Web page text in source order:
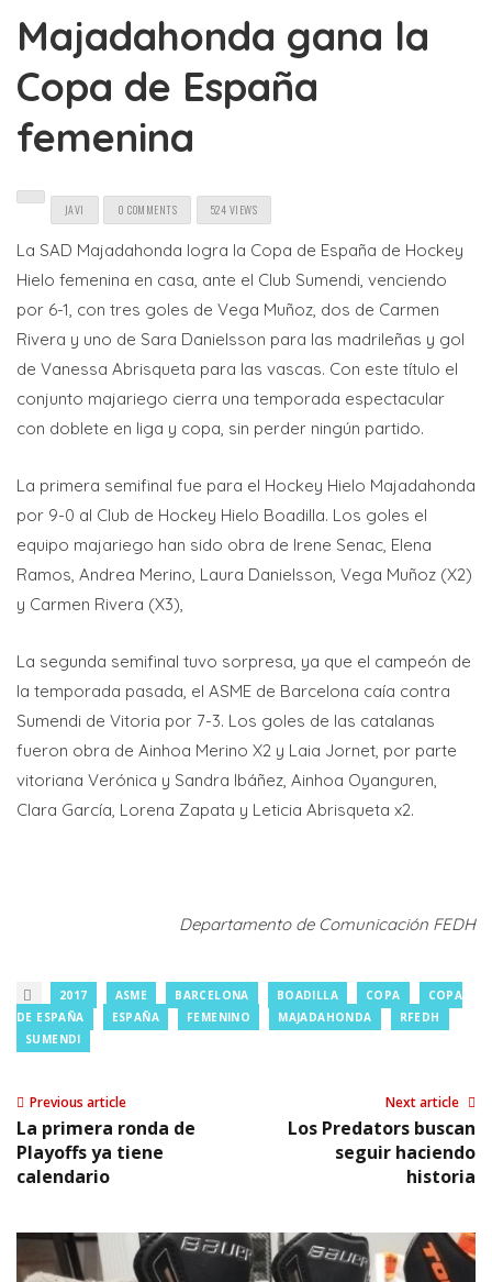
Majadahonda gana la
Copa de España
femenina
JAVI 0 COMMENTS 524 VIEWS
La SAD Majadahonda logra la Copa de España de Hockey
Hielo femenina en casa, ante el Club Sumendi, venciendo
por 6-1, con tres goles de Vega Muñoz, dos de Carmen
Rivera y uno de Sara Danielsson para las madrileñas y gol
de Vanessa Abrisqueta para las vascas. Con este título el
conjunto majariego cierra una temporada espectacular
con doblete en liga y copa, sin perder ningún partido.
La primera semifinal fue para el Hockey Hielo Majadahonda
por 9-0 al Club de Hockey Hielo Boadilla. Los goles el
equipo majariego han sido obra de Irene Senac, Elena
Ramos, Andrea Merino, Laura Danielsson, Vega Muñoz (X2)
y Carmen Rivera (X3),
La segunda semifinal tuvo sorpresa, ya que el campeón de
la temporada pasada, el ASME de Barcelona caía contra
Sumendi de Vitoria por 7-3. Los goles de las catalanas
fueron obra de Ainhoa Merino X2 y Laia Jornet, por parte
vitoriana Verónica y Sandra Ibáñez, Ainhoa Oyanguren,
Clara García, Lorena Zapata y Leticia Abrisqueta x2.
Departamento de Comunicación FEDH
2017 ASME BARCELONA BOADILLA COPA
COPA
DE ESPAÑA
ESPAÑA FEMENINO MAJADAHONDA
RFEDH
SUMENDI
Previous article
La primera ronda de
Playoffs ya tiene
calendario
Next article
Los Predators buscan
seguir haciendo
historia